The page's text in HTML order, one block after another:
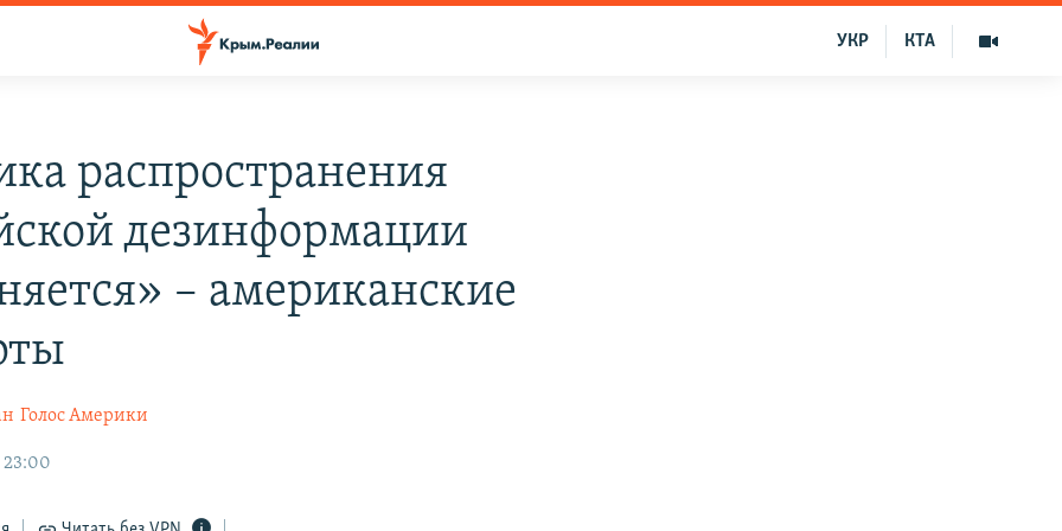
КТА
УКР
распространения
дезинформации
– американские
Голос Америки
23:00